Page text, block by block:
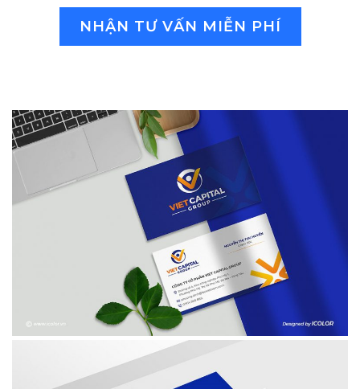
NHẬN TƯ VẤN MIỄN PHÍ